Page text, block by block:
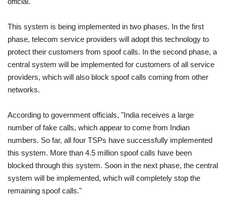
This system is being implemented in two phases. In the first
phase, telecom service providers will adopt this technology to
protect their customers from spoof calls. In the second phase, a
central system will be implemented for customers of all service
providers, which will also block spoof calls coming from other
networks.
According to government officials, "India receives a large
number of fake calls, which appear to come from Indian
numbers. So far, all four TSPs have successfully implemented
this system. More than 4.5 million spoof calls have been
blocked through this system. Soon in the next phase, the central
system will be implemented, which will completely stop the
remaining spoof calls."